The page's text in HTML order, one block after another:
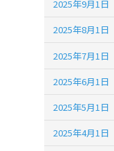
2025年9月1日
2025年8月1日
2025年7月1日
2025年6月1日
2025年5月1日
2025年4月1日